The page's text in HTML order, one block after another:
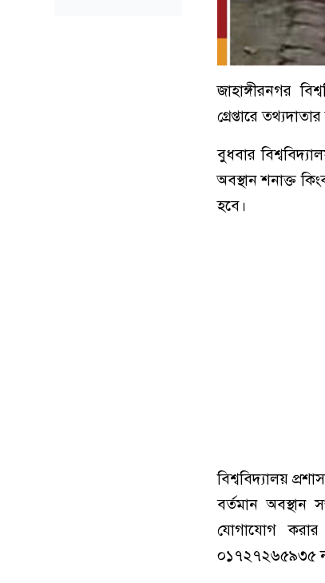
জাহাঙ্গীরনগর
গ্রেপ্তারে
বুধবার
অবস্থান শনাক্ত
হবে।
বিশ্ববিদ্যালয়
বর্তমান অবস্থান
যোগাযোগ
০১৭২৭২৬৫৯৩৫